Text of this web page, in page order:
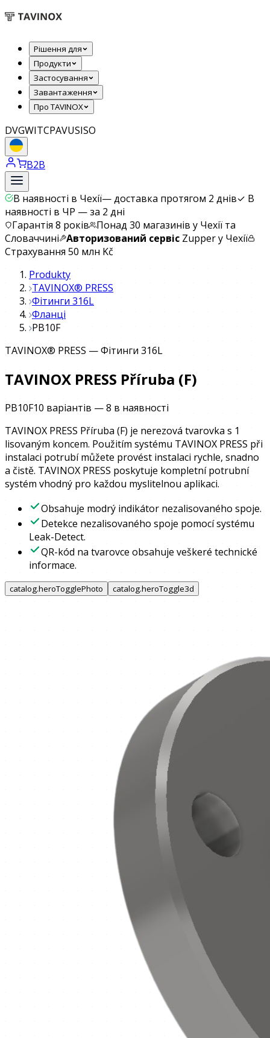
Рішення для
Продукти
Застосування
Завантаження
Про TAVINOX
DVGWITCPAVUSISO
B2B
В наявності в Чехії—доставка протягом 2 днів✓ В
наявності в ЧР — за 2 дні
Гарантія 8 років
Понад 30 магазинів у Чехії та
Словаччині Авторизований сервіс Zupper у Чехії
Страхування 50 млн Kč
Produkty
TAVINOX® PRESS
Фітинги 316L
Фланці
PB10F
TAVINOX® PRESS —Фітинги 316L
TAVINOX PRESS Příruba (F)
PB10F10 варіантів —8 в наявності
TAVINOX PRESS Příruba (F) je nerezová tvarovka s 1
lisovaným koncem. Použitím systému TAVINOX PRESS při
instalaci potrubí můžete provést instalaci rychle, snadno
a čistě. TAVINOX PRESS poskytuje kompletní potrubní
systém vhodný pro každou myslitelnou aplikaci.
Obsahuje modrý indikátor nezalisovaného spoje.
Detekce nezalisovaného spoje pomocí systému
Leak-Detect.
QR-kód na tvarovce obsahuje veškeré technické
informace.
catalog.heroTogglePhoto catalog.heroToggle3d